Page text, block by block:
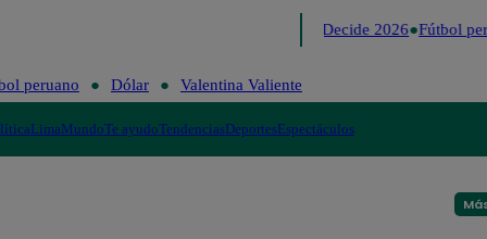
Perú Decide 2026 Fútbol
peruano Dólar Valentina Valiente
LimaMundoTe ayudoTendenciasDeportesEspectáculos